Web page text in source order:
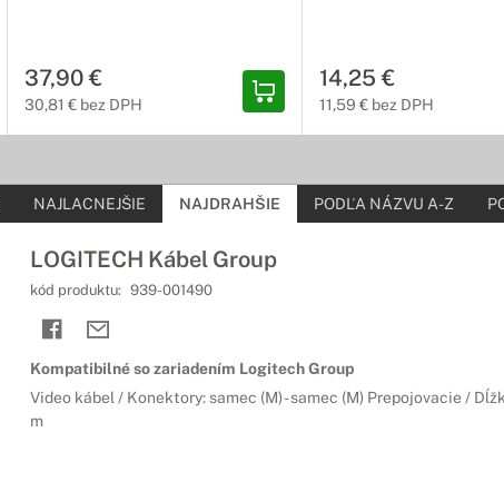
37,90 €
30,81 € bez DPH
14,25 €
11,59 € bez DPH
NAJLACNEJŠIE NAJDRAHŠIE PODĽA NÁZVU A-Z
LOGITECH Kábel Group
kód produktu: 939-001490
Kompatibilné so zariadením Logitech Group
Video kábel / Konektory: samec (M) - samec (M) Prepojovacie /
m